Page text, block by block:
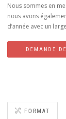
Nous sommes en
nous avons
d’année avec un
DEMANDE
FORMAT